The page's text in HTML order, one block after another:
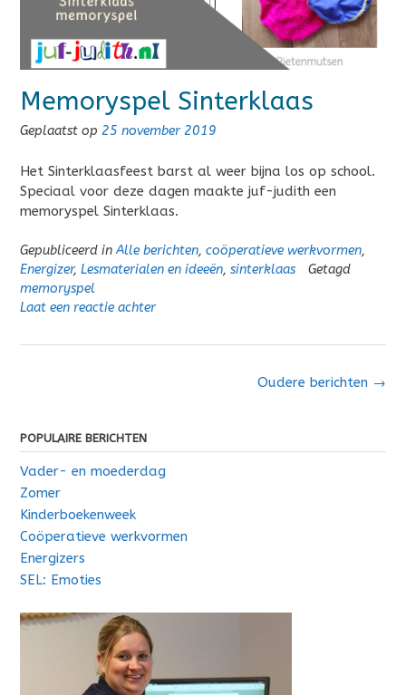
Memoryspel Sinterklaas
Geplaatst op 25 november 2019
Het Sinterklaasfeest barst al weer bijna los op school.
Speciaal voor deze dagen maakte juf-judith een
memoryspel Sinterklaas.
Gepubliceerd inAlle berichten, coöperatieve werkvormen,
Energizer, Lesmaterialen en ideeën, sinterklaas
Getagd
memoryspel
Laat een reactie achter
Oudere berichten →
POPULAIRE BERICHTEN
Vader- en moederdag
Zomer
Kinderboekenweek
Coöperatieve werkvormen
Energizers
SEL: Emoties